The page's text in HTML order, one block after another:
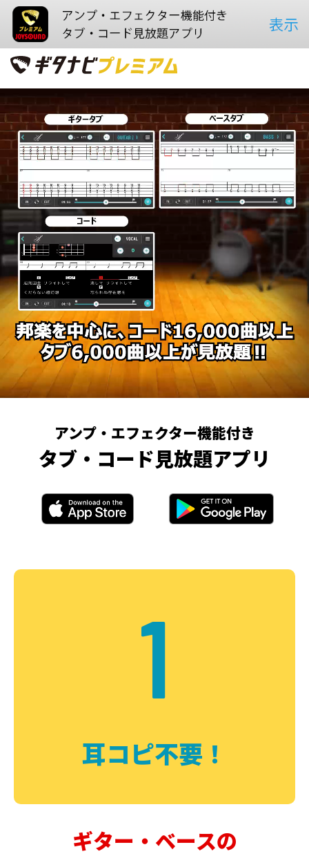
アンプ・エフェクター機能付き
タブ・コード見放題アプリ
1
耳コピ不要！
ギター・ベースの